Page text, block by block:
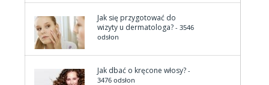
Jak się przygotować do
wizyty u dermatologa? - 3546
odsłon
Jak dbać o kręcone włosy? -
3476 odsłon